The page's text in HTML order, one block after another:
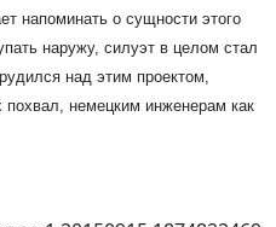
напоминать о сущности этого
наружу, силуэт в целом стал
над этим проектом,
немецким инженерам как